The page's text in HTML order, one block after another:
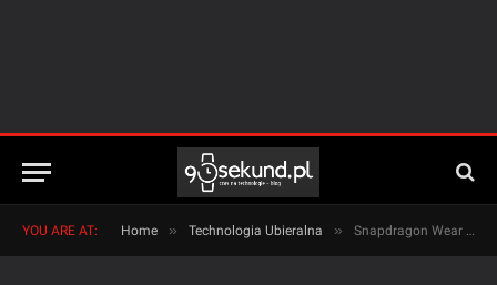
YOU ARE AT: Home » Technologia Ubieralna » Snapdragon Wear 3100 – oto nowy procesor do smartwatchy